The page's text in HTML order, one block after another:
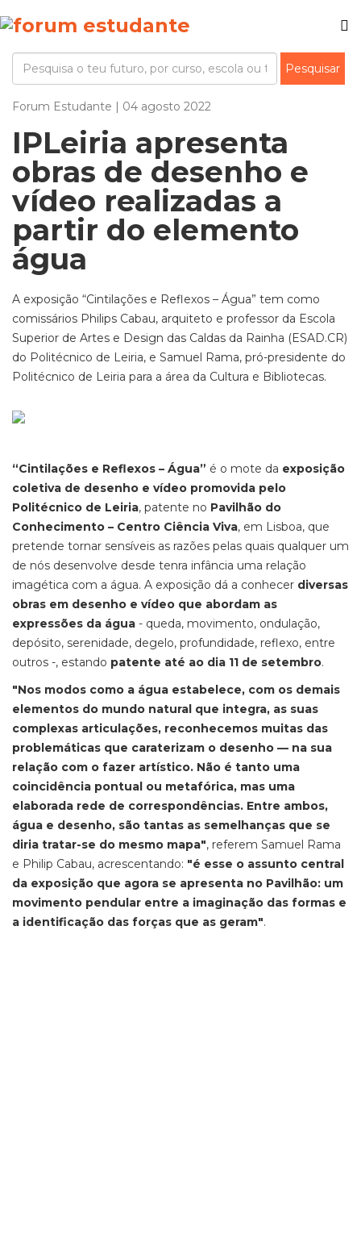
Forum Estudante | 04 agosto 2022
IPLeiria apresenta
obras de desenho e
vídeo realizadas a
partir do elemento
água
A exposição “Cintilações e Reflexos – Água” tem como
comissários Philips Cabau, arquiteto e professor da Escola
Superior de Artes e Design das Caldas da Rainha (ESAD.CR)
do Politécnico de Leiria, e Samuel Rama, pró-presidente do
Politécnico de Leiria para a área da Cultura e Bibliotecas.
“Cintilações e Reflexos – Água” é o mote da exposição
coletiva de desenho e vídeo promovida pelo
Politécnico de Leiria, patente no Pavilhão do
Conhecimento – Centro Ciência Viva, em Lisboa, que
pretende tornar sensíveis as razões pelas quais qualquer um
de nós desenvolve desde tenra infância uma relação
imagética com a água. A exposição dá a conhecer diversas
obras em desenho e vídeo que abordam as
expressões da água - queda, movimento, ondulação,
depósito, serenidade, degelo, profundidade, reflexo, entre
outros -, estando patente até ao dia 11 de setembro.
"Nos modos como a água estabelece, com os demais
elementos do mundo natural que integra, as suas
complexas articulações, reconhecemos muitas das
problemáticas que caraterizam o desenho — na sua
relação com o fazer artístico. Não é tanto uma
coincidência pontual ou metafórica, mas uma
elaborada rede de correspondências. Entre ambos,
água e desenho, são tantas as semelhanças que se
diria tratar-se do mesmo mapa", referem Samuel Rama
e Philip Cabau, acrescentando: "é esse o assunto central
da exposição que agora se apresenta no Pavilhão: um
movimento pendular entre a imaginação das formas e
a identificação das forças que as geram".